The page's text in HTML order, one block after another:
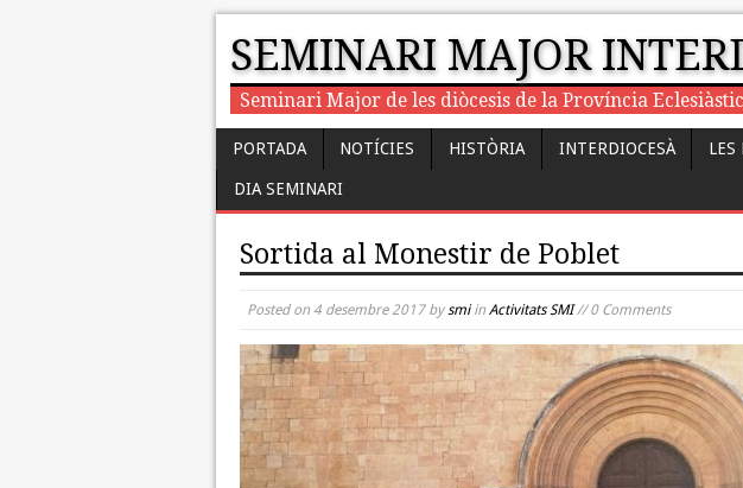
SEMINARI MAJOR
Seminari Major de les diòcesis de la Província
PORTADA NOTÍCIES HISTÒRIA INTERDIOCESÀ LES
DIA SEMINARI
Sortida al Monestir de Poblet
Posted on 4 desembre 2017bysmiin Activitats SMI// 0 Comments